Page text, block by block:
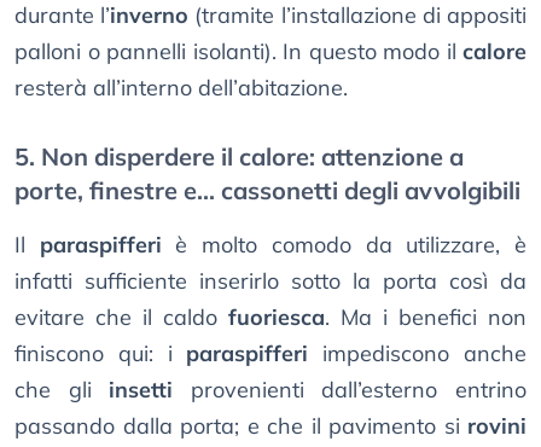
durante l’inverno (tramite l’installazione di appositi
palloni o pannelli isolanti). In questo modo il calore
resterà all’interno dell’abitazione.
5. Non disperdere il calore: attenzione a
porte, finestre e... cassonetti degli avvolgibili
Il paraspifferi è molto comodo da utilizzare, è
infatti sufficiente inserirlo sotto la porta così da
evitare che il caldo fuoriesca. Ma i benefici non
finiscono qui: i paraspifferi impediscono anche
che gli insetti provenienti dall’esterno entrino
passando dalla porta; e che il pavimento si rovini